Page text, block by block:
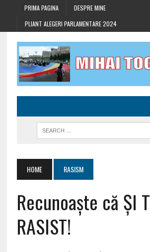
PRIMA PAGINA
DESPRE MINE
PLIANT ALEGERI PARLAMENTARE 2024
HOME RASISM
Recunoaște că ȘI
RASIST!